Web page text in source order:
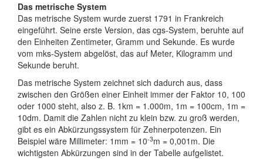
Das metrische System
Das metrische System wurde zuerst 1791 in Frankreich
eingeführt. Seine erste Version, das cgs-System, beruhte auf
den Einheiten Zentimeter, Gramm und Sekunde. Es wurde
vom mks-System abgelöst, das auf Meter, Kilogramm und
Sekunde beruht.
Das metrische System zeichnet sich dadurch aus, dass
zwischen den Größen einer Einheit immer der Faktor 10, 100
oder 1000 steht, also z. B. 1km = 1.000m, 1m = 100cm, 1m =
10dm. Damit die Zahlen nicht zu klein bzw. zu groß werden,
gibt es ein Abkürzungssystem für Zehnerpotenzen. Ein
Beispiel wäre Millimeter: 1mm = 10-3m = 0,001m. Die
wichtigsten Abkürzungen sind in der Tabelle aufgelistet.